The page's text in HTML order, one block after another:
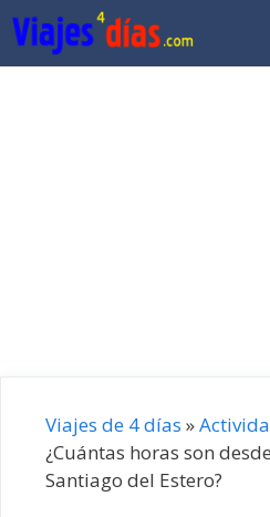
Saltar
al
contenido
Viajes de 4 días »
¿Cuántas horas son
Santiago del Estero?